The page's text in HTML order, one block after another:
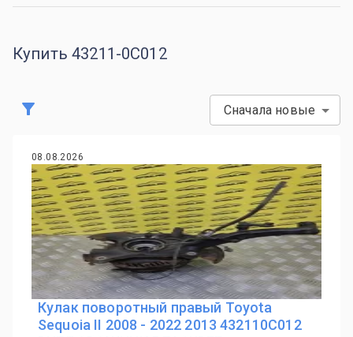
Купить 43211-0C012
Сначала новые
08.08.2026
Кулак поворотный правый Toyota
Sequoia II 2008 - 2022 2013 432110C012